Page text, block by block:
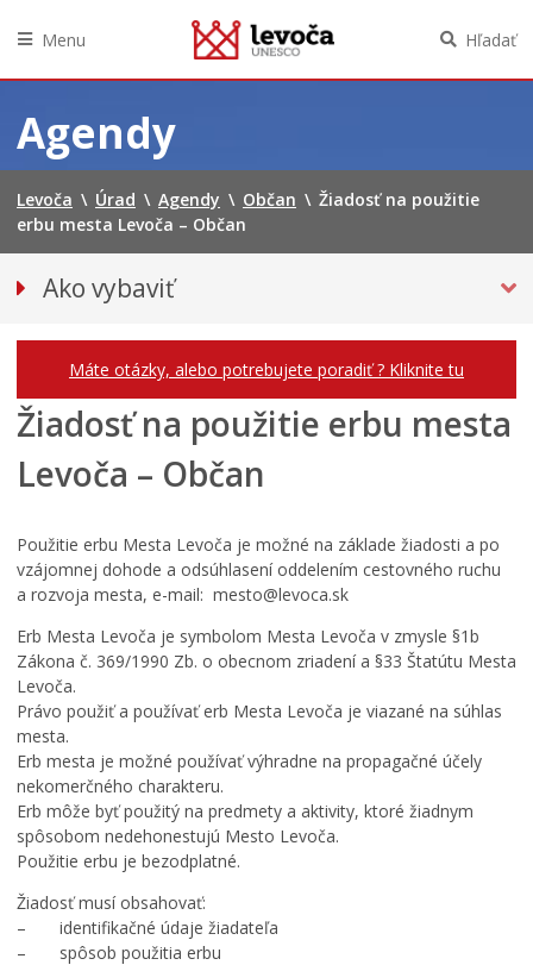
obsah
Menu Hľadať
Agendy
Levoča \ Úrad \ Agendy \ Občan \ Žiadosť na použitie
erbu mesta Levoča – Občan
Ako vybaviť
Máte otázky, alebo potrebujete poradiť ? Kliknite tu
Žiadosť na použitie erbu mesta
Levoča – Občan
Použitie erbu Mesta Levoča je možné na základe žiadosti a po
vzájomnej dohode a odsúhlasení oddelením cestovného ruchu
a rozvoja mesta, e-mail: mesto@levoca.sk
Erb Mesta Levoča je symbolom Mesta Levoča v zmysle §1b
Zákona č. 369/1990 Zb. o obecnom zriadení a §33 Štatútu Mesta
Levoča.
Právo použiť a používať erb Mesta Levoča je viazané na súhlas
mesta.
Erb mesta je možné používať výhradne na propagačné účely
nekomerčného charakteru.
Erb môže byť použitý na predmety a aktivity, ktoré žiadnym
spôsobom nedehonestujú Mesto Levoča.
Použitie erbu je bezodplatné.
Žiadosť musí obsahovať:
– identifikačné údaje žiadateľa
– spôsob použitia erbu